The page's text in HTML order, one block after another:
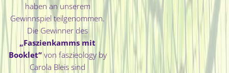
haben an unserem
Gewinnspiel teilgenommen.
Die Gewinner des
„Faszienkamms mit
Booklet“von faszieology by
Carola Bleis sind